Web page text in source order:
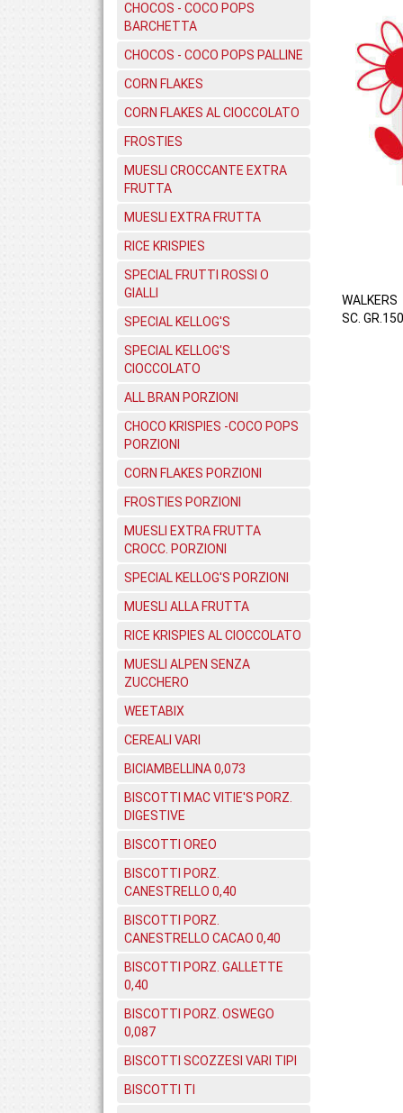
CHOCOS - COCO POPS
BARCHETTA
CHOCOS - COCO POPS PALLINE
CORN FLAKES
CORN FLAKES AL CIOCCOLATO
FROSTIES
MUESLI CROCCANTE EXTRA
FRUTTA
MUESLI EXTRA FRUTTA
RICE KRISPIES
SPECIAL FRUTTI ROSSI O
GIALLI
SPECIAL KELLOG'S
SPECIAL KELLOG'S
CIOCCOLATO
ALL BRAN PORZIONI
CHOCO KRISPIES -COCO POPS
PORZIONI
CORN FLAKES PORZIONI
FROSTIES PORZIONI
MUESLI EXTRA FRUTTA
CROCC. PORZIONI
SPECIAL KELLOG'S PORZIONI
MUESLI ALLA FRUTTA
RICE KRISPIES AL CIOCCOLATO
MUESLI ALPEN SENZA
ZUCCHERO
WEETABIX
CEREALI VARI
BICIAMBELLINA 0,073
BISCOTTI MAC VITIE'S PORZ.
DIGESTIVE
BISCOTTI OREO
BISCOTTI PORZ.
CANESTRELLO 0,40
BISCOTTI PORZ.
CANESTRELLO CACAO 0,40
BISCOTTI PORZ. GALLETTE
0,40
BISCOTTI PORZ. OSWEGO
0,087
BISCOTTI SCOZZESI VARI TIPI
BISCOTTI TI
WALKERS
SC.